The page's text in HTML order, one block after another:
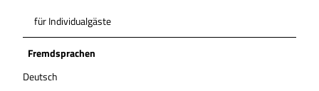
für Individualgäste
Fremdsprachen
Deutsch